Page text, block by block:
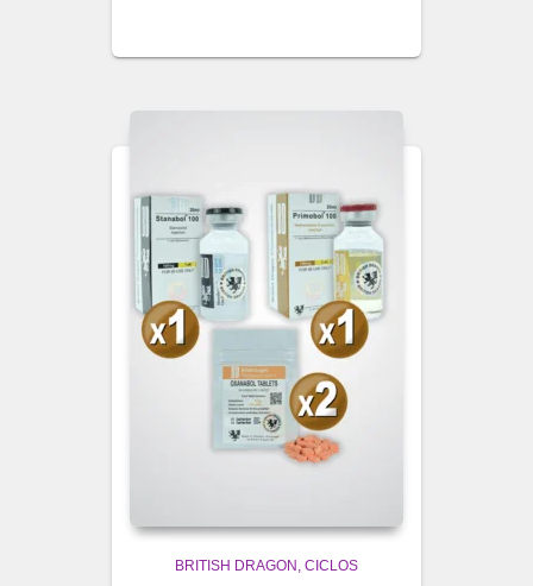
BRITISH DRAGON CICLOS